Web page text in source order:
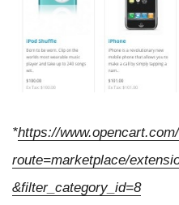
*https://
route=marketplace/
&filter_category_id=8